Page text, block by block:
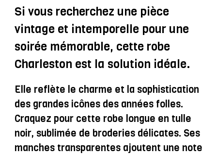
Broderies
Noires
Et
Manches
Transparentes
Jeanne
Si vous recherchez une pièce
vintage et intemporelle pour une
soirée mémorable, cette robe
Charleston est la solution idéale.
Elle reflète le charme et la sophistication
des grandes icônes des années folles.
Craquez pour cette robe longue en tulle
noir, sublimée de broderies délicates. Ses
manches transparentes ajoutent une note